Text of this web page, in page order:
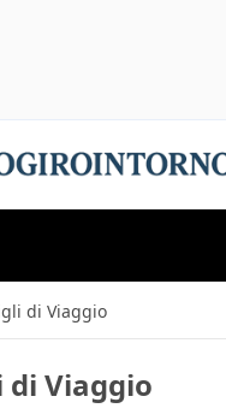
di Viaggio
di Viaggio